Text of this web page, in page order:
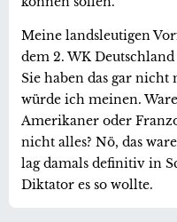
Meine landsleutigen
dem 2. WK
Sie haben das gar
würde ich meinen.
Amerikaner oder
nicht alles? Nö, das
lag damals definitiv in
Diktator es so wollte.